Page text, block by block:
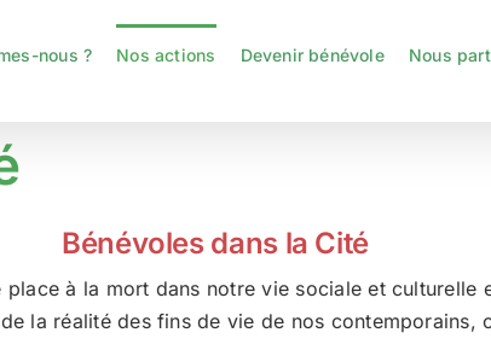
nous ? Nos actions Devenir bénévole Nous
Bénévoles dans la Cité
à la mort dans notre vie sociale et culturelle
la réalité des fins de vie de nos contemporains,